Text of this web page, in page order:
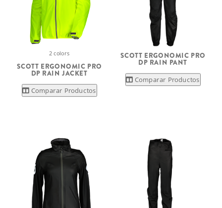
2 colors
SCOTT ERGONOMIC PRO
DP RAIN JACKET
Comparar Productos
SCOTT ERGONOMIC PRO
DP RAIN PANT
Comparar Productos